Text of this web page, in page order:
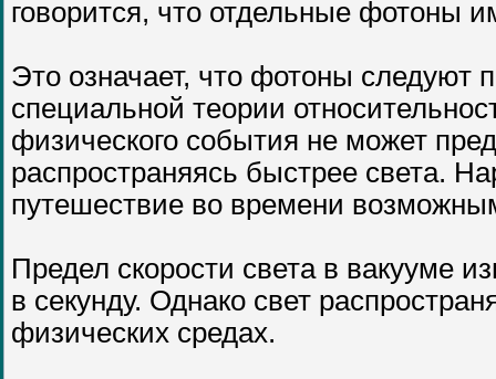
говорится, что отдельные фотоны
Это означает, что фотоны следуют
специальной теории
физического события не может
распространяясь быстрее света.
путешествие во времени
Предел скорости света в вакууме
в секунду. Однако свет
физических средах.